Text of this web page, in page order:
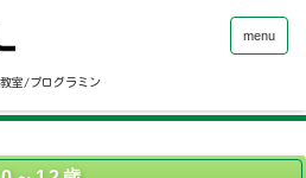
室/プログラミン
menu